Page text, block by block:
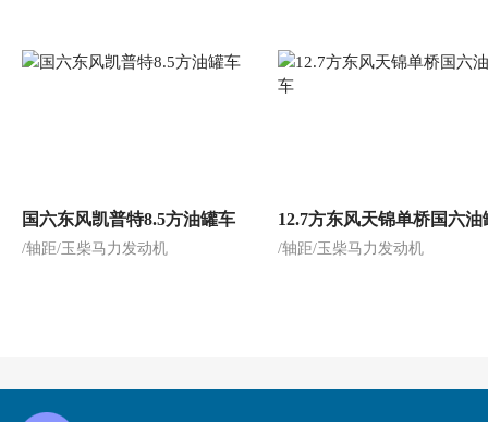
国六东风凯普特8.5方油罐车
/轴距/玉柴马力发动机
12.7方东风天锦单桥国六油
/轴距/玉柴马力发动机